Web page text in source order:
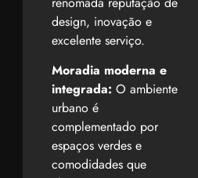
design, inovação e
excelente serviço.
Moradia moderna e
integrada: O ambiente
urbano é
complementado por
espaços verdes e
comodidades que